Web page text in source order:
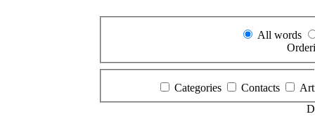
All words
Categories Contacts